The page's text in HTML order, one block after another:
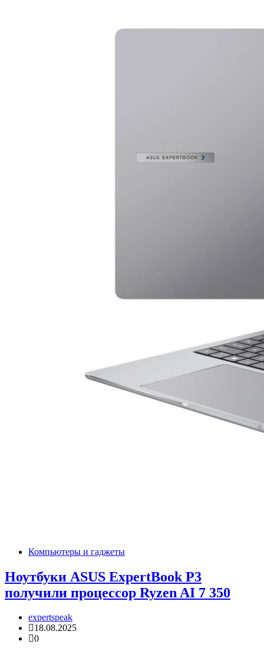
Компьютеры и гаджеты
Ноутбуки ASUS ExpertBook P3
получили процессор Ryzen AI 7 350
expertspeak
18.08.2025
0